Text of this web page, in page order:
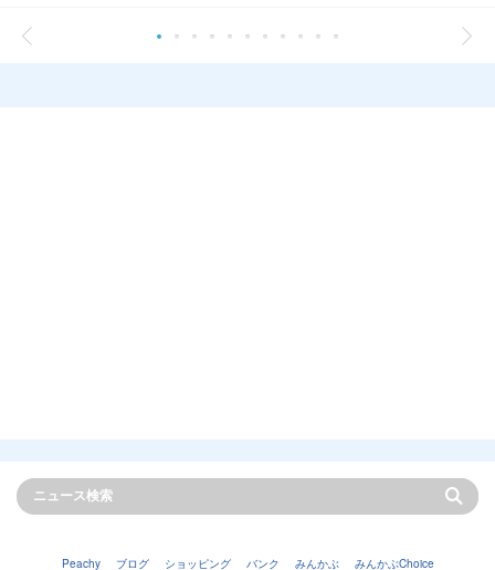
Peachy ブログ ショッピング バンク みんかぶ みんかぶChoice